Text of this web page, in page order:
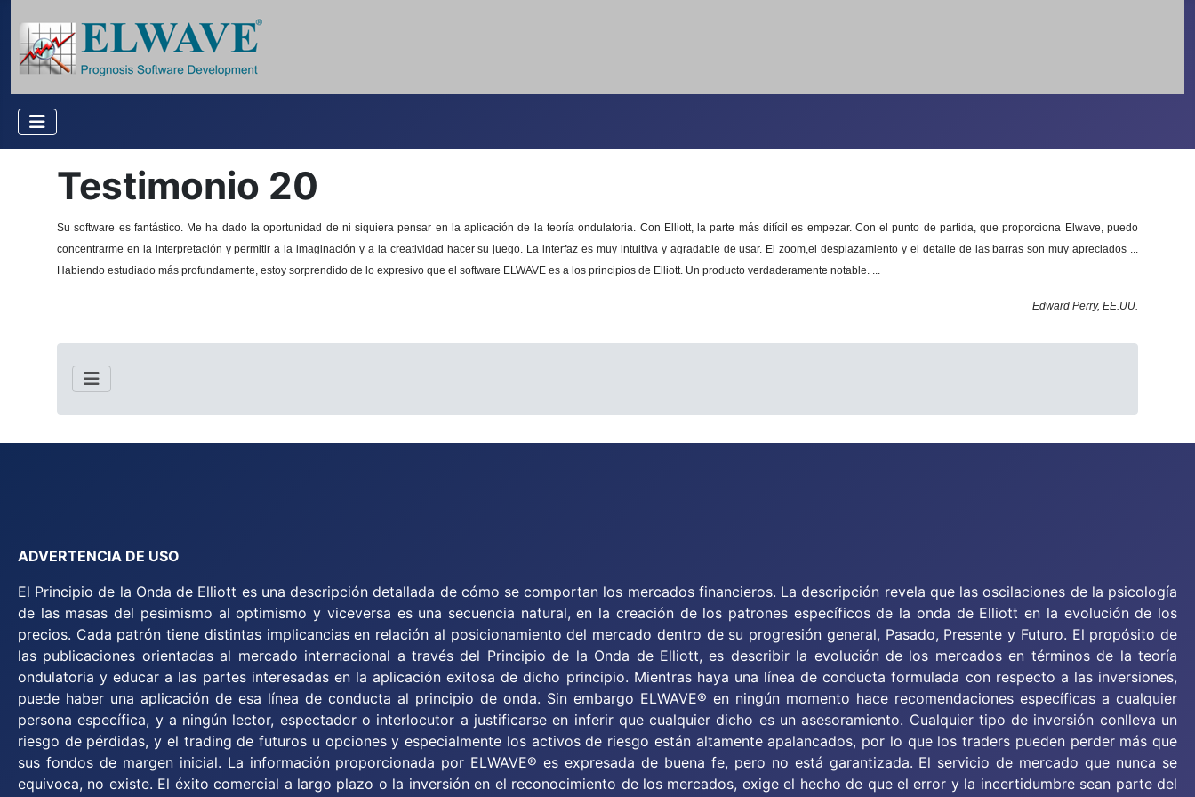
Testimonio 20
Su software es fantástico. Me ha dado la oportunidad de ni siquiera pensar en la aplicación de la teoría ondulatoria. Con Elliott, la parte más difícil es empezar. Con el punto de partida, que proporciona Elwave, puedo
concentrarme en la interpretación y permitir a la imaginación y a la creatividad hacer su juego. La interfaz es muy intuitiva y agradable de usar. El zoom,el desplazamiento y el detalle de las barras son muy apreciados ...
Habiendo estudiado más profundamente, estoy sorprendido de lo expresivo que el software ELWAVE es a los principios de Elliott. Un producto verdaderamente notable. ...
Edward Perry, EE.UU.
ADVERTENCIA DE USO
El Principio de la Onda de Elliott es una descripción detallada de cómo se comportan los mercados financieros. La descripción revela que las oscilaciones de la psicología
de las masas del pesimismo al optimismo y viceversa es una secuencia natural, en la creación de los patrones específicos de la onda de Elliott en la evolución de los
precios. Cada patrón tiene distintas implicancias en relación al posicionamiento del mercado dentro de su progresión general, Pasado, Presente y Futuro. El propósito de
las publicaciones orientadas al mercado internacional a través del Principio de la Onda de Elliott, es describir la evolución de los mercados en términos de la teoría
ondulatoria y educar a las partes interesadas en la aplicación exitosa de dicho principio. Mientras haya una línea de conducta formulada con respecto a las inversiones,
puede haber una aplicación de esa línea de conducta al principio de onda. Sin embargo ELWAVE® en ningún momento hace recomendaciones específicas a cualquier
persona específica, y a ningún lector, espectador o interlocutor a justificarse en inferir que cualquier dicho es un asesoramiento. Cualquier tipo de inversión conlleva un
riesgo de pérdidas, y el trading de futuros u opciones y especialmente los activos de riesgo están altamente apalancados, por lo que los traders pueden perder más que
sus fondos de margen inicial. La información proporcionada por ELWAVE® es expresada de buena fe, pero no está garantizada. El servicio de mercado que nunca se
equivoca, no existe. El éxito comercial a largo plazo o la inversión en el reconocimiento de los mercados, exige el hecho de que el error y la incertidumbre sean parte del